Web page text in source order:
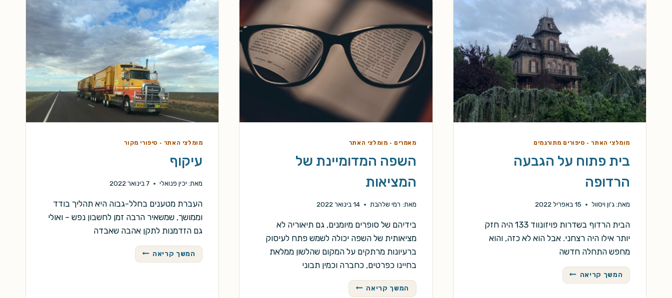
מומלצי האתר· סיפורים מתורגמים
בית פתוח על הגבעה
הרדופה
מאת:ג'ון ויסוול 15 באפריל 2022
הבית הרדוף בשדרות פויזונווד 133 היה חזק
יותר אילו היה רצחני. אבל הוא לא כזה, והוא
מחפש התחלה חדשה
המשך קריאה בית
פתוח
מאמרים · מומלצי האתר
השפה המדומיינת של
המציאות
מאת: רמי שלהבת 14 בינואר 2022
בידיהם של סופרים מיומנים, גם תיאוריה לא
מציאותית של השפה יכולה לשמש פתח לעיסוק
ברעיונות מרתקים על המקום שהלשון ממלאת
בחיינו כפרטים, כחברה וכמין תבוני
המשך קריאההשפה
המדומיינת
מומלצי האתר · סיפורי מקור
עיקוף
מאת: יכין פנואלי 7 בינואר 2022
העברת מטענים בחלל-גבוה היא תהליך בודד
וממושך, שמשאיר הרבה זמן לחשבון נפש – ואולי
גם הזדמנות לתקן אהבה שאבדה
המשך קריאה עיקוף